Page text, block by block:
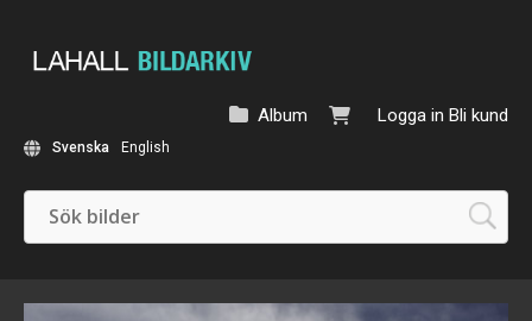
Logga in Bli kund
Album
Svenska English